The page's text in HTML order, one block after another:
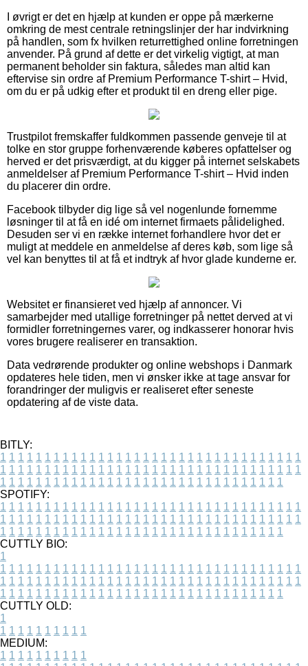
I øvrigt er det en hjælp at kunden er oppe på mærkerne
omkring de mest centrale retningslinjer der har indvirkning
på handlen, som fx hvilken returrettighed online forretningen
anvender. På grund af dette er det virkelig vigtigt, at man
permanent beholder sin faktura, således man altid kan
eftervise sin ordre af Premium Performance T-shirt – Hvid,
om du er på udkig efter et produkt til en dreng eller pige.
Trustpilot fremskaffer fuldkommen passende genveje til at
tolke en stor gruppe forhenværende køberes opfattelser og
herved er det prisværdigt, at du kigger på internet selskabets
anmeldelser af Premium Performance T-shirt – Hvid inden
du placerer din ordre.
Facebook tilbyder dig lige så vel nogenlunde fornemme
løsninger til at få en idé om internet firmaets pålidelighed.
Desuden ser vi en række internet forhandlere hvor det er
muligt at meddele en anmeldelse af deres køb, som lige så
vel kan benyttes til at få et indtryk af hvor glade kunderne er.
Websitet er finansieret ved hjælp af annoncer. Vi
samarbejder med utallige forretninger på nettet derved at vi
formidler forretningernes varer, og indkasserer honorar hvis
vores brugere realiserer en transaktion.
Data vedrørende produkter og online webshops i Danmark
opdateres hele tiden, men vi ønsker ikke at tage ansvar for
forandringer der muligvis er realiseret efter seneste
opdatering af de viste data.
BITLY:
1 1 1 1 1 1 1 1 1 1 1 1 1 1 1 1 1 1 1 1 1 1 1 1 1 1 1 1 1 1 1 1 1 1
1 1 1 1 1 1 1 1 1 1 1 1 1 1 1 1 1 1 1 1 1 1 1 1 1 1 1 1 1 1 1 1 1 1
1 1 1 1 1 1 1 1 1 1 1 1 1 1 1 1 1 1 1 1 1 1 1 1 1 1 1 1 1 1 1 1
SPOTIFY:
1 1 1 1 1 1 1 1 1 1 1 1 1 1 1 1 1 1 1 1 1 1 1 1 1 1 1 1 1 1 1 1 1 1
1 1 1 1 1 1 1 1 1 1 1 1 1 1 1 1 1 1 1 1 1 1 1 1 1 1 1 1 1 1 1 1 1 1
1 1 1 1 1 1 1 1 1 1 1 1 1 1 1 1 1 1 1 1 1 1 1 1 1 1 1 1 1 1 1 1
CUTTLY BIO:
1
1 1 1 1 1 1 1 1 1 1 1 1 1 1 1 1 1 1 1 1 1 1 1 1 1 1 1 1 1 1 1 1 1 1
1 1 1 1 1 1 1 1 1 1 1 1 1 1 1 1 1 1 1 1 1 1 1 1 1 1 1 1 1 1 1 1 1 1
1 1 1 1 1 1 1 1 1 1 1 1 1 1 1 1 1 1 1 1 1 1 1 1 1 1 1 1 1 1 1 1
CUTTLY OLD:
1
1 1 1 1 1 1 1 1 1 1
MEDIUM:
1 1 1 1 1 1 1 1 1 1